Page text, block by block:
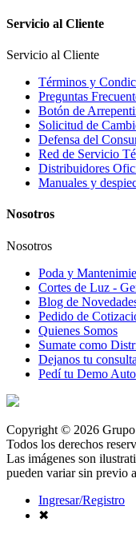
Servicio al Cliente
Servicio al Cliente
Términos y
Preguntas
Botón de
Solicitud de
Defensa del
Red de Servicio
Distribuidores
Manuales y
Nosotros
Nosotros
Poda y
Cortes de Luz -
Blog de
Pedido de
Quienes Somos
Sumate como
Dejanos tu consulta
Pedí tu Demo
Copyright © 2026
Todos los derechos
Las imágenes son
pueden variar sin previo
Ingresar/Registro
✖